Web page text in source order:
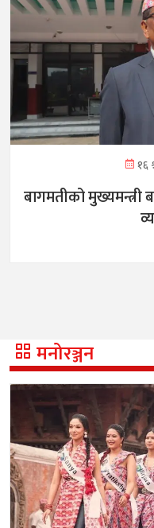
१६
बागमतीको मुख्यमन्त्री
मनोरञ्जन